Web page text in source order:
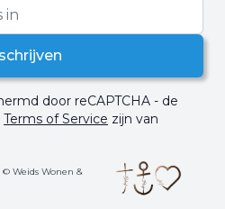
door reCAPTCHA - de
Terms of Service zijn van
Weids Wonen &